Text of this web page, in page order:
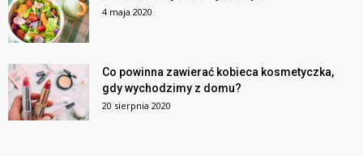
4 maja 2020
Co powinna zawierać kobieca kosmetyczka,
gdy wychodzimy z domu?
20 sierpnia 2020